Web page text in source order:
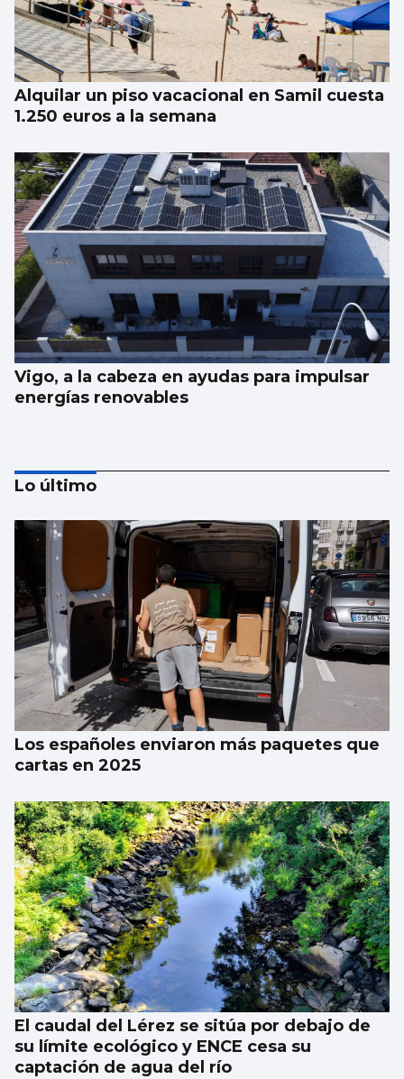
Alquilar un piso vacacional en Samil cuesta
1.250 euros a la semana
Vigo, a la cabeza en ayudas para impulsar
energías renovables
Juan de Castro: “No festival tentamos un
equilibrio entre calidade e informalidade”
Lo último
Los españoles enviaron más paquetes que
cartas en 2025
El caudal del Lérez se sitúa por debajo de
su límite ecológico y ENCE cesa su
captación de agua del río